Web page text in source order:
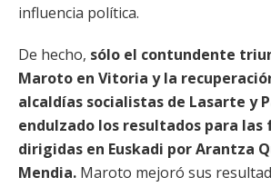
influencia política.
De hecho, sólo el contundente
Maroto en Vitoria y la
alcaldías socialistas de Lasarte y
endulzado los resultados para las
dirigidas en Euskadi por Arantza
Mendia. Maroto mejoró sus